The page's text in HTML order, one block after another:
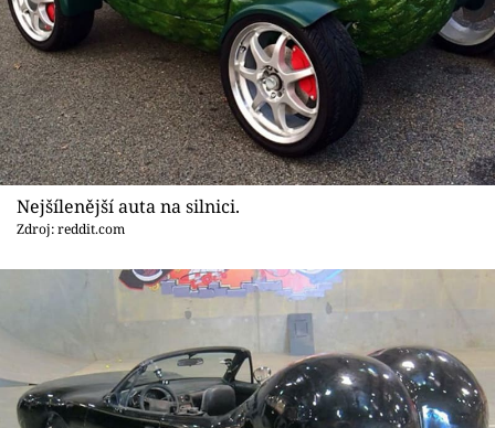
Nejšílenější auta na silnici.
Zdroj: reddit.com